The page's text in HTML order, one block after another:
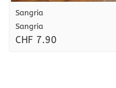
Sangria
Sangria
CHF 7.90